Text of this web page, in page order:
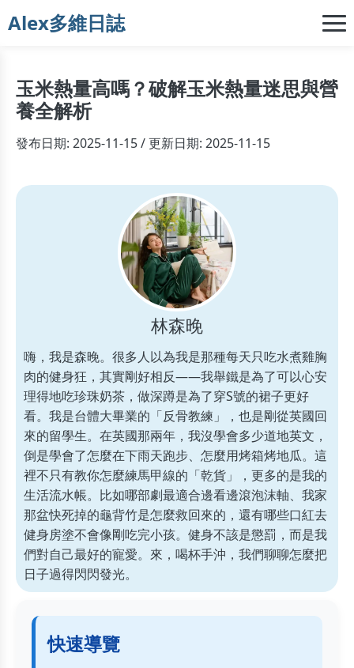
Alex多維日誌
玉米熱量高嗎？破解玉米熱量迷思與營
養全解析
發布日期: 2025-11-15 / 更新日期: 2025-11-15
林森晚
嗨，我是森晚。很多人以為我是那種每天只吃水煮雞胸
肉的健身狂，其實剛好相反——我舉鐵是為了可以心安
理得地吃珍珠奶茶，做深蹲是為了穿S號的裙子更好
看。我是台體大畢業的「反骨教練」，也是剛從英國回
來的留學生。在英國那兩年，我沒學會多少道地英文，
倒是學會了怎麼在下雨天跑步、怎麼用烤箱烤地瓜。這
裡不只有教你怎麼練馬甲線的「乾貨」，更多的是我的
生活流水帳。比如哪部劇最適合邊看邊滾泡沫軸、我家
那盆快死掉的龜背竹是怎麼救回來的，還有哪些口紅去
健身房塗不會像剛吃完小孩。健身不該是懲罰，而是我
們對自己最好的寵愛。來，喝杯手沖，我們聊聊怎麼把
日子過得閃閃發光。
快速導覽